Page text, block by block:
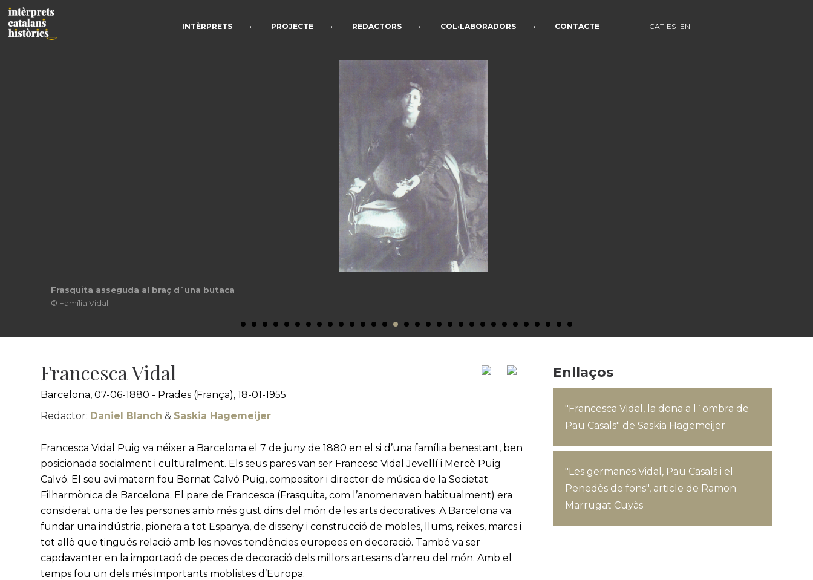
INTÈRPRETS • PROJECTE • REDACTORS • COL·LABORADORS • CONTACTE CAT ES EN
Frasquita asseguda al braç d´una butaca
© Família Vidal
Francesca Vidal
Barcelona, 07-06-1880 - Prades (França), 18-01-1955
Redactor: Daniel Blanch & Saskia Hagemeijer
Francesca Vidal Puig va néixer a Barcelona el 7 de juny de 1880 en el si d’una família benestant, ben
posicionada socialment i culturalment. Els seus pares van ser Francesc Vidal Jevellí i Mercè Puig
Calvó. El seu avi matern fou Bernat Calvó Puig, compositor i director de música de la Societat
Filharmònica de Barcelona. El pare de Francesca (Frasquita, com l’anomenaven habitualment) era
considerat una de les persones amb més gust dins del món de les arts decoratives. A Barcelona va
fundar una indústria, pionera a tot Espanya, de disseny i construcció de mobles, llums, reixes, marcs i
tot allò que tingués relació amb les noves tendències europees en decoració. També va ser
capdavanter en la importació de peces de decoració dels millors artesans d’arreu del món. Amb el
temps fou un dels més importants moblistes d’Europa.
Enllaços
"Francesca Vidal, la dona a l´ombra de
Pau Casals" de Saskia Hagemeijer
"Les germanes Vidal, Pau Casals i el
Penedès de fons", article de Ramon
Marrugat Cuyàs